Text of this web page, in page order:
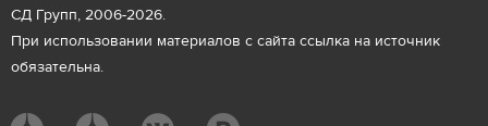
СД Групп, 2006-2026.
При использовании материалов с сайта ссылка на источник
обязательна.